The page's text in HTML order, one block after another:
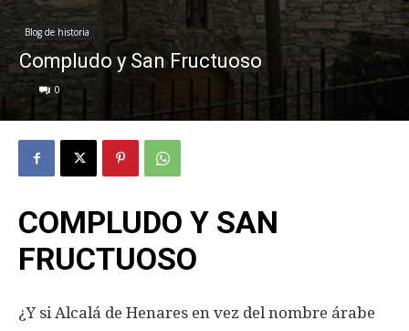
Blog de historia
Compludo y San Fructuoso
0
COMPLUDO Y SAN
FRUCTUOSO
¿Y si Alcalá de Henares en vez del nombre árabe